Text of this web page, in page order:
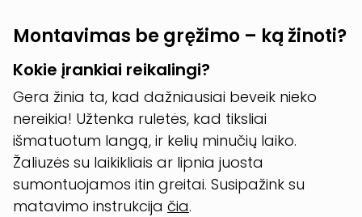
Montavimas be gręžimo – ką žinoti?
Kokie įrankiai reikalingi?
Gera žinia ta, kad dažniausiai beveik nieko
nereikia! Užtenka ruletės, kad tiksliai
išmatuotum langą, ir kelių minučių laiko.
Žaliuzės su laikikliais ar lipnia juosta
sumontuojamos itin greitai. Susipažink su
matavimo instrukcija čia.